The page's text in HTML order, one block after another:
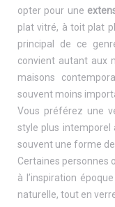
opter pour une
plat vitré, à toit plat
principal de ce
convient autant aux
maisons
souvent moins
Vous préférez une
style plus intemporel
souvent une forme
Certaines personnes
à l’inspiration
naturelle, tout en